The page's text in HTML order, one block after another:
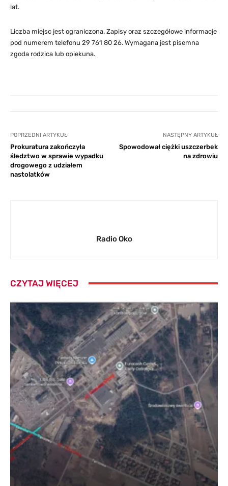
lat.
Liczba miejsc jest ograniczona. Zapisy oraz szczegółowe informacje
pod numerem telefonu 29 761 80 26. Wymagana jest pisemna
zgoda rodzica lub opiekuna.
POPRZEDNI ARTYKUŁ
Prokuratura zakończyła
śledztwo w sprawie wypadku
drogowego z udziałem
nastolatków
NASTĘPNY ARTYKUŁ
Spowodował ciężki uszczerbek
na zdrowiu
Radio Oko
CZYTAJ WIĘCEJ